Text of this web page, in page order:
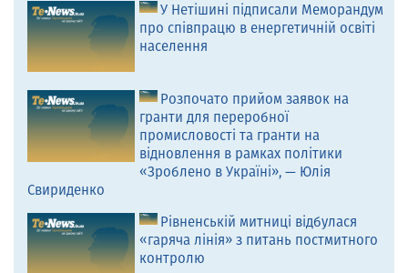
У Нетішині підписали Меморандум
про співпрацю в енергетичній освіті
населення
Розпочато прийом заявок на
гранти для переробної
промисловості та гранти на
відновлення в рамках політики
«Зроблено в Україні», — Юлія
Свириденко
Рівненській митниці відбулася
«гаряча лінія» з питань постмитного
контролю